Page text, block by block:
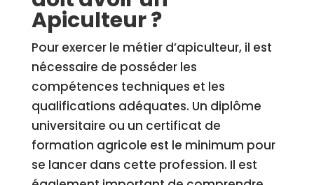
Apiculteur ?
Pour exercer le métier d’apiculteur, il est
nécessaire de posséder les
compétences techniques et les
qualifications adéquates. Un diplôme
universitaire ou un certificat de
formation agricole est le minimum pour
se lancer dans cette profession. Il est